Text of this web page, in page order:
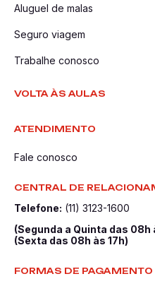
Aluguel de malas
Seguro viagem
Trabalhe conosco
VOLTA ÀS AULAS
ATENDIMENTO
Fale conosco
CENTRAL DE
Telefone: (11) 3123-1600
(Segunda a Quinta das 08h
(Sexta das 08h às 17h)
FORMAS DE PAGAMENTO